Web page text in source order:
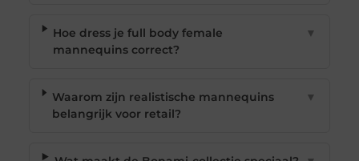
Hoe dress je full body female
mannequins correct?
▼
Waarom zijn realistische mannequins
belangrijk voor retail?
▼